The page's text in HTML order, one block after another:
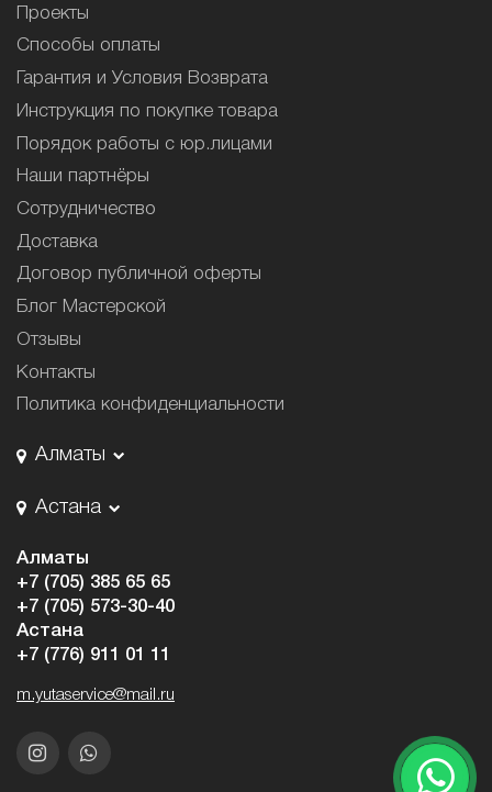
Проекты
Способы оплаты
Гарантия и Условия Возврата
Инструкция по покупке товара
Порядок работы с юр.лицами
Наши партнёры
Сотрудничество
Доставка
Договор публичной оферты
Блог Мастерской
Отзывы
Контакты
Политика конфиденциальности
Алматы
Астана
Алматы
+7 (705) 385 65 65
+7 (705) 573-30-40
Астана
+7 (776) 911 01 11
m.yutaservice@mail.ru